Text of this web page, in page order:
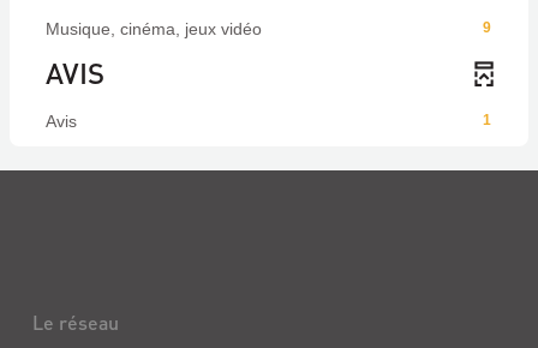
9
Musique, cinéma, jeux vidéo
AVIS
1
Avis
Le réseau